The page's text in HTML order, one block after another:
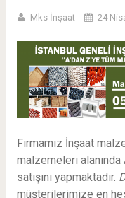
Mks İnşaat 24
Firmamız İnşaat
malzemeleri alanında
satışını yapmaktadır.
müşterilerimize en